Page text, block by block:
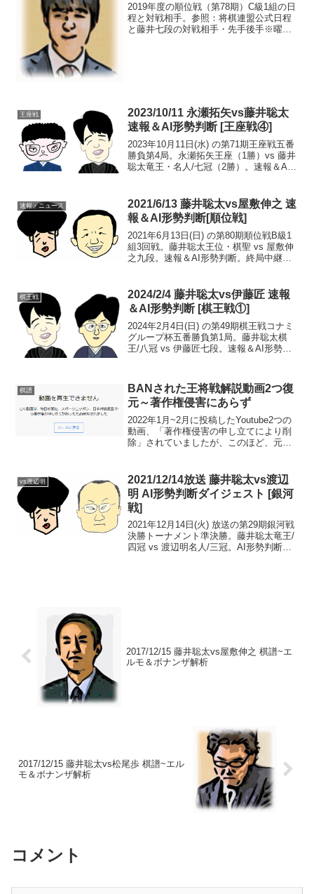
2019年度の順位戦（第78期）C級1組の日
程と対戦相手。参照：将棋連盟公式日程
と藤井七段の対戦相手・先手後手※曜日
王座戦
2023/10/11 永瀬拓矢vs藤井聡太
速報＆AI形勢判断 [王座戦④]
2023年10月11日(水) の第71期王座戦五番
勝負第4局。永瀬拓矢王座（1勝）vs 藤井
聡太竜王・名人/七冠（2勝）。速報＆AI
21:00頃確認まで、藤井竜王・名人の...
速報・ニュース
2021/6/13 藤井聡太vs屋敷伸之 速
報＆AI形勢判断[順位戦]
2021年6月13日(日) の第80期順位戦B級1
組3回戦。藤井聡太王位・棋聖 vs 屋敷伸
之九段。速報＆AI形勢判断。終局中継・
チラ>>24:30頃確認SEO...
棋王戦
2024/2/4 藤井聡太vs伊藤匠 速報
＆AI形勢判断 [棋王戦①]
2024年2月4日(日) の第49期棋王戦コナミ
グループ杯五番勝負第1局。藤井聡太棋
王/八冠 vs 伊藤匠七段。速報＆AI形勢判
将棋（藤井 0.5-0.5 伊藤）。...
棋譜
BANされた王将戦解説動画2つ復
元～著作権侵害にあらず
2022年1月~2月に投稿したYoutube2つの
動画、「著作権侵害の申し立てにより削
除」されていましたが、このほど、元通
に対して申立がなされたことで動画が削
除...
vs渡辺明
2021/12/14放送 藤井聡太vs渡辺
明 AI形勢判断ダイジェスト [銀河
戦]
2021年12月14日(火) 放送の第29期銀河戦
決勝トーナメント準決勝。藤井聡太竜王/
四冠 vs 渡辺明名人/三冠。AI形勢判断ダ
2017/12/15 藤井聡太vs屋敷伸之 棋譜~エ
ルモ＆ボナンザ解析
2017/12/15 藤井聡太vs松尾歩 棋譜~エル
モ＆ボナンザ解析
コメント